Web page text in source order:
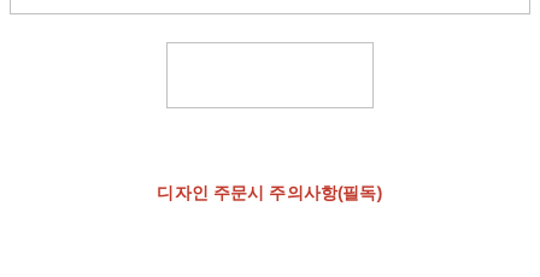
디자인 주문시 주의사항(필독)